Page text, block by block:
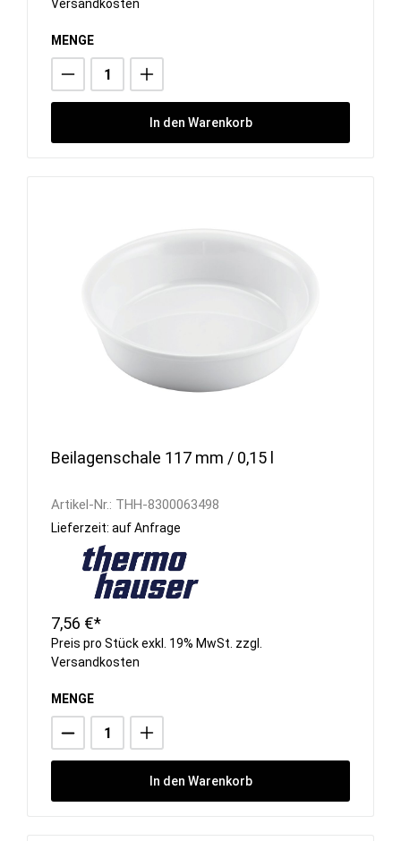
Versandkosten
MENGE
In den Warenkorb
Beilagenschale 117 mm / 0,15 l
Artikel-Nr.: THH-8300063498
Lieferzeit: auf Anfrage
7,56 €*
Preis pro Stück exkl. 19% MwSt. zzgl.
Versandkosten
MENGE
In den Warenkorb